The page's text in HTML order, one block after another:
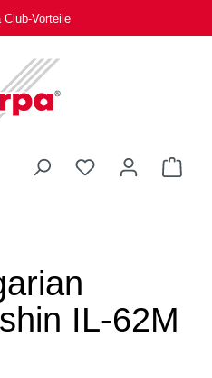
Club-Vorteile
Du hast 0
IL-62M